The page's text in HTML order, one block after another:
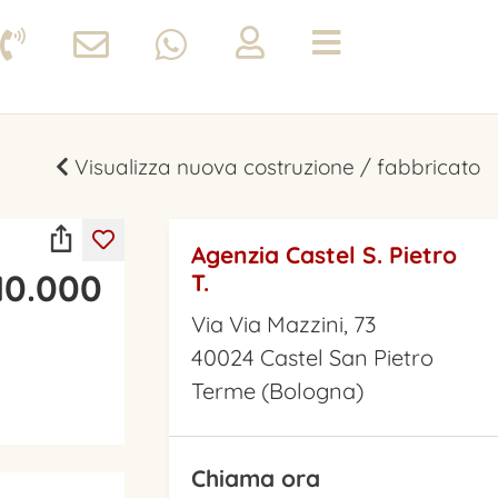
Visualizza nuova costruzione / fabbricato
Agenzia Castel S. Pietro
T.
Via Via Mazzini, 73
40024 Castel San Pietro
Terme (Bologna)
Chiama ora